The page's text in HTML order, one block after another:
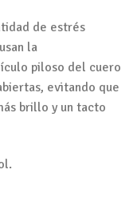
de estrés
la
piloso del cuero
evitando que
brillo y un tacto